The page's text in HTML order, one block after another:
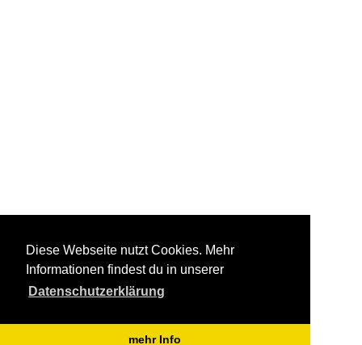
Diese Webseite nutzt Cookies. Mehr
Informationen findest du in unserer
Datenschutzerklärung
mehr Info